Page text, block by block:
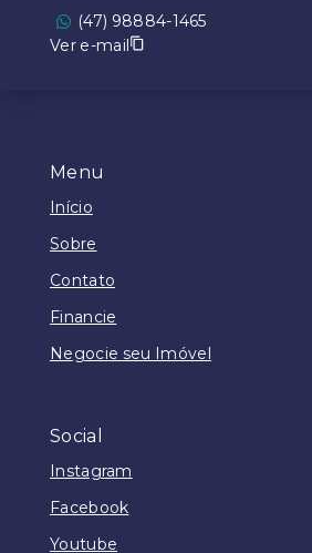
Menu
Início
Sobre
Contato
Financie
Negocie seu Imóvel
Social
Instagram
Facebook
Youtube
(47) 98884-1465
Ver e-mail